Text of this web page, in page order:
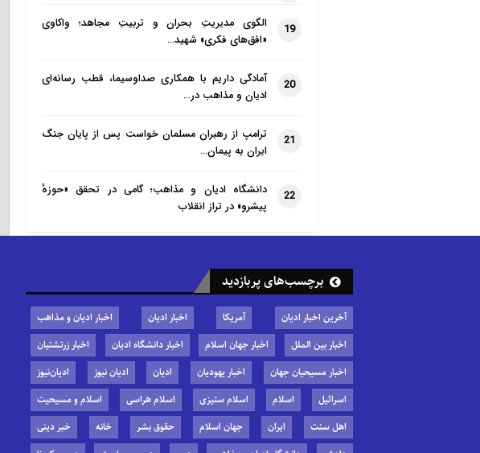
19
الگوی مدیریتِ بحران و تربیتِ مجاهد؛ واکاوی
«افق‌های فکری» شهید…
20
آمادگی داریم با همکاری صداوسیما، قطب رسانه‌ای
ادیان و مذاهب در…
21
ترامپ از رهبران مسلمان خواست پس از پایان جنگ
ایران به پیمان…
22
دانشگاه ادیان و مذاهب؛ گامی در تحقق «حوزهٔ
پیشرو» در تراز انقلاب
برچسب‌های پربازدید
آخرین اخبار ادیان آمریکا اخبار ادیان
اخبار ادیان و مذاهب
اخبار بین الملل
اخبار جهان اسلام اخبار دانشگاه ادیان
اخبار زرتشتیان
اخبار مسیحیان جهان
اخبار یهودیان ادیان ادیان نیوز
ادیان‌نیوز
اسرائیل
اسلام اسلام ستیزی اسلام هراسی
اسلام و مسیحیت
اهل سنت
ایران جهان اسلام حقوق بشر خانه
خبر دینی